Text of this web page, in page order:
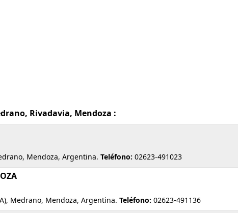
Rivadavia, Mendoza :
Mendoza, Argentina. Teléfono: 02623-491023
Medrano, Mendoza, Argentina. Teléfono: 02623-491136